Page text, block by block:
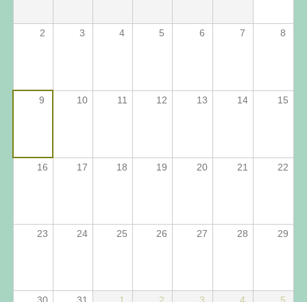
2 3 4 5 6 7 8
9 10 11 12 13 14 15
16 17 18 19 20 21 22
23 24 25 26 27 28 29